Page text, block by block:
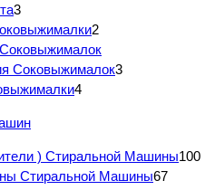
3
2
Соковыжималок3
4
) Стиральной Машины100
Стиральной Машины67